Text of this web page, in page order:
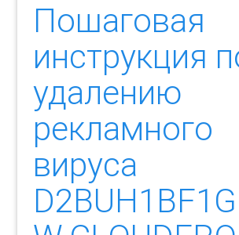
Пошаговая
инструкция
удалению
рекламного
вируса